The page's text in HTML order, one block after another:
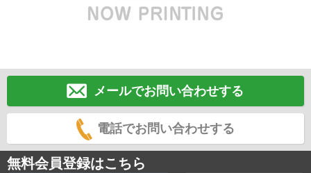
メールでお問い合わせする
電話でお問い合わせする
無料会員登録はこちら